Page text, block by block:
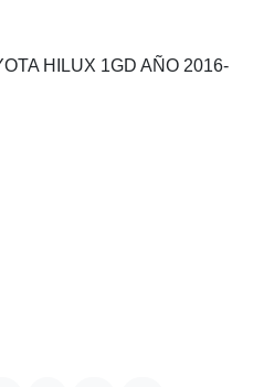
HILUX 1GD AÑO 2016-